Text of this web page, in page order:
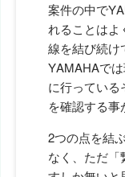
案件の中で
れることは
線を結び続け
YAMAHAで
に行っている
を確認する事
2つの点を結
なく、ただ「